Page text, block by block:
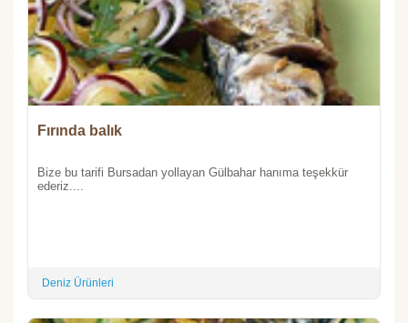
Fırında balık
Bize bu tarifi Bursadan yollayan Gülbahar hanıma teşekkür
ederiz....
Deniz Ürünleri